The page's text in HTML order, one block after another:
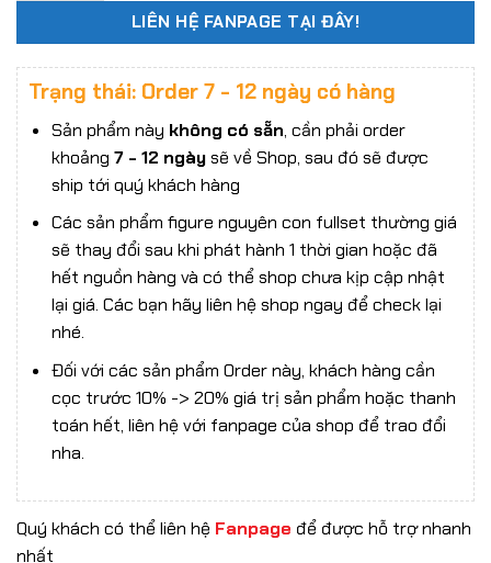
LIÊN HỆ FANPAGE TẠI ĐÂY!
Trạng thái: Order 7 - 12 ngày có hàng
Sản phẩm này không có sẵn, cần phải order
khoảng 7 - 12 ngàysẽ về Shop, sau đó sẽ được
ship tới quý khách hàng
Các sản phẩm figure nguyên con fullset thường giá
sẽ thay đổi sau khi phát hành 1 thời gian hoặc đã
hết nguồn hàng và có thể shop chưa kịp cập nhật
lại giá. Các bạn hãy liên hệ shop ngay để check lại
nhé.
Đối với các sản phẩm Order này, khách hàng cần
cọc trước 10% -> 20% giá trị sản phẩm hoặc thanh
toán hết, liên hệ với fanpage của shop để trao đổi
nha.
Quý khách có thể liên hệ Fanpage để được hỗ trợ nhanh
nhất